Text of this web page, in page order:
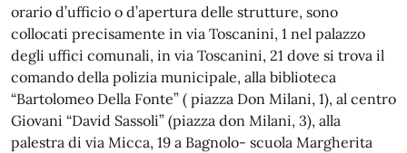
orario d’ufficio o d’apertura delle strutture, sono
collocati precisamente in via Toscanini, 1 nel palazzo
degli uffici comunali, in via Toscanini, 21 dove si trova il
comando della polizia municipale, alla biblioteca
“Bartolomeo Della Fonte” ( piazza Don Milani, 1), al centro
Giovani “David Sassoli” (piazza don Milani, 3), alla
palestra di via Micca, 19 a Bagnolo- scuola Margherita